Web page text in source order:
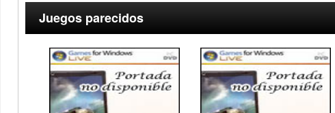
Juegos parecidos